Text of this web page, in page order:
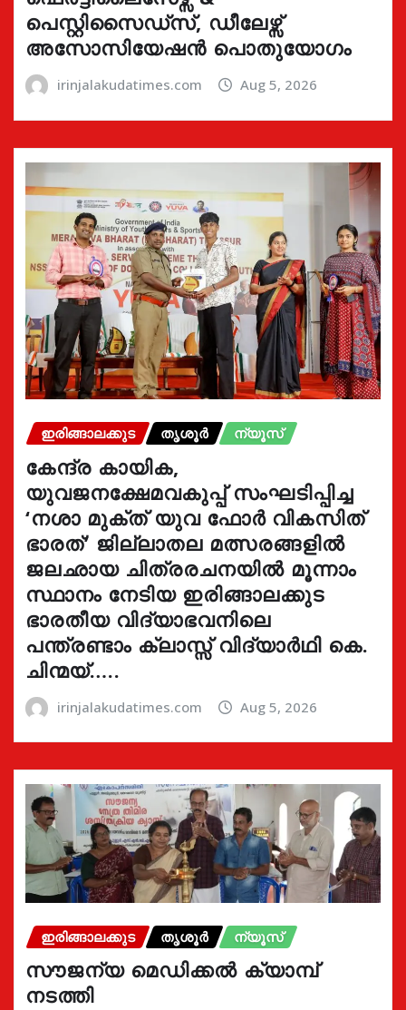
പെസ്റ്റിസൈഡ്സ്, ഡീലേഴ്സ്
അസോസിയേഷൻ പൊതുയോഗം
irinjalakudatimes.com Aug 5, 2026
ഇരിങ്ങാലക്കുട തൃശൂർ ന്യൂസ്
കേന്ദ്ര കായിക,
യുവജനക്ഷേമവകുപ്പ് സംഘടിപ്പിച്ച
‘നശാ മുക്ത് യുവ ഫോർ വികസിത്
ഭാരത്’ ജില്ലാതല മത്സരങ്ങളിൽ
ജലഛായ ചിത്രരചനയിൽ മൂന്നാം
സ്ഥാനം നേടിയ ഇരിങ്ങാലക്കുട
ഭാരതീയ വിദ്യാഭവനിലെ
പന്ത്രണ്ടാം ക്ലാസ്സ് വിദ്യാർഥി കെ.
ചിന്മയ്…..
irinjalakudatimes.com Aug 5, 2026
ഇരിങ്ങാലക്കുട തൃശൂർ ന്യൂസ്
സൗജന്യ മെഡിക്കൽ ക്യാമ്പ്
നടത്തി